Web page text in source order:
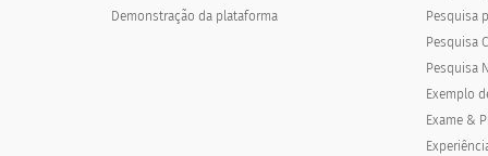
Demonstração da plataforma
Pesquisa
Pesquisa
Pesquisa
Exemplo
Exame &